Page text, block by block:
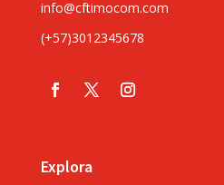
info@cftimocom.com
(+57)3012345678
Explora